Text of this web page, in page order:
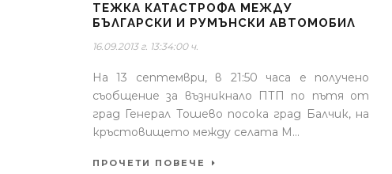
ТЕЖКА КАТАСТРОФА МЕЖДУ
БЪЛГАРСКИ И РУМЪНСКИ АВТОМОБИЛ
16.09.2013 г. 13:34:00 ч.
На 13 септември, в 21:50 часа е получено
съобщение за възникнало ПТП по пътя от
град Генерал Тошево посока град Балчик, на
кръстовището между селата М...
ПРОЧЕТИ ПОВЕЧЕ